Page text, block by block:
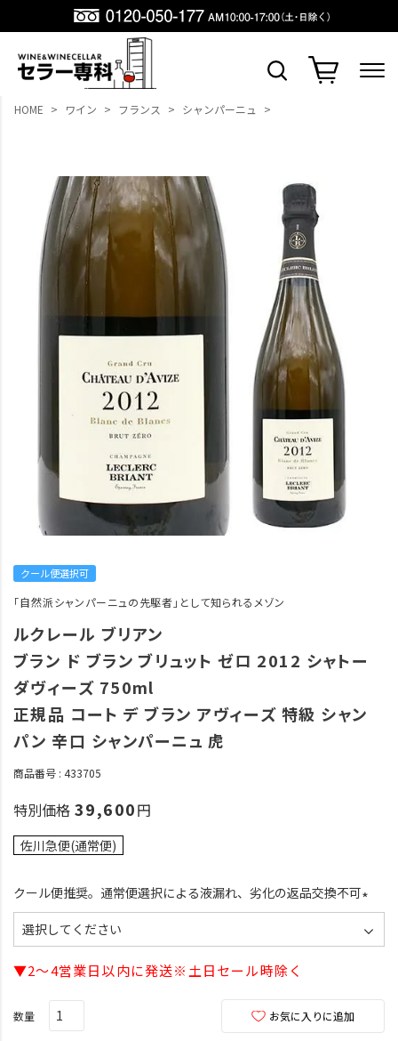
HOME ワイン フランス シャンパーニュ
クール便選択可
「自然派シャンパーニュの先駆者」として知られるメゾン
ルクレール ブリアン
ブラン ド ブラン ブリュット ゼロ 2012 シャトー
ダヴィーズ 750ml
正規品 コート デ ブラン アヴィーズ 特級 シャン
パン 辛口 シャンパーニュ 虎
商品番号 433705
特別価格 39,600
佐川急便(通常便)
クール便推奨。通常便選択による液漏れ、劣化の返品交換不可
必
▼2～4営業日以内に発送※土日セール時除く
お気に入りに追加